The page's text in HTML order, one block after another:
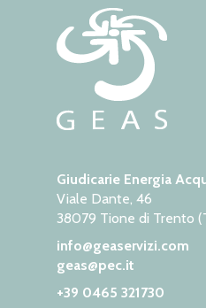
Giudicarie Energia
Viale Dante, 46
38079 Tione di Trento
info@geaservizi.com
geas@pec.it
+39 0465 321730